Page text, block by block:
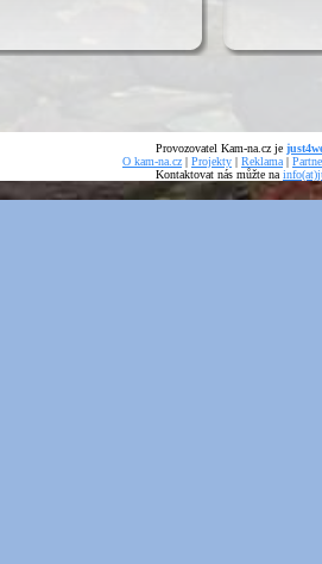
Provozovatel Kam-na.cz je
O kam-na.cz | Projekty | Reklama |
Kontaktovat nás můžte na